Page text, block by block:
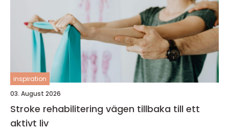
inspiration
03. August 2026
Stroke rehabilitering vägen tillbaka till ett
aktivt liv